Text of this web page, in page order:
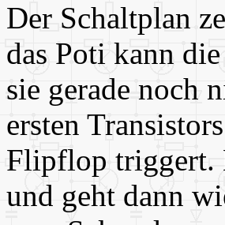
Der Schaltplan
das Poti kann
sie gerade noch
ersten
Flipflop triggert.
und geht dann